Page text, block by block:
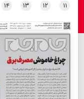
۱۱ ۱۲ ۱۳ ۱۴